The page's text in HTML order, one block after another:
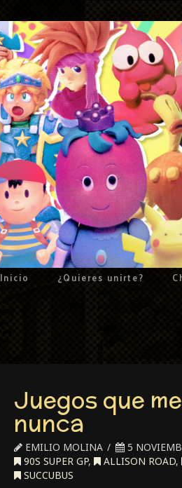
Inicio ¿Quieres unirte?
Juegos que
nunca
EMILIO MOLINA
5
90S SUPER GP, ALLISON ROAD,
SUCCUBUS